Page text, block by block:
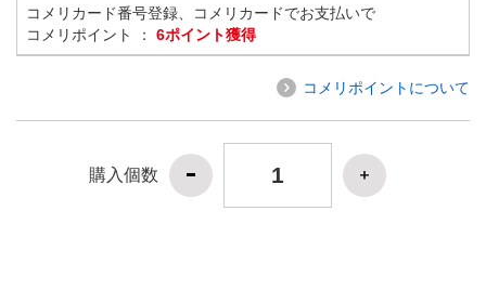
コメリカード番号登録、コメリカードでお支払いで
コメリポイント ： 6ポイント獲得
コメリポイントについて
購入個数